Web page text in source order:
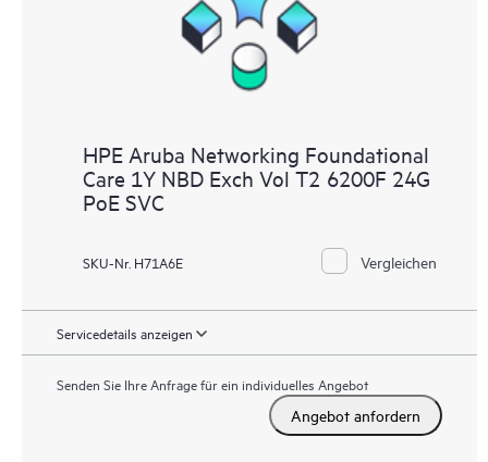
HPE Aruba Networking Foundational
Care 1Y NBD Exch Vol T2 6200F 24G
PoE SVC
SKU-Nr. H71A6E Vergleichen
Servicedetails anzeigen
Senden Sie Ihre Anfrage für ein individuelles Angebot
Angebot anfordern